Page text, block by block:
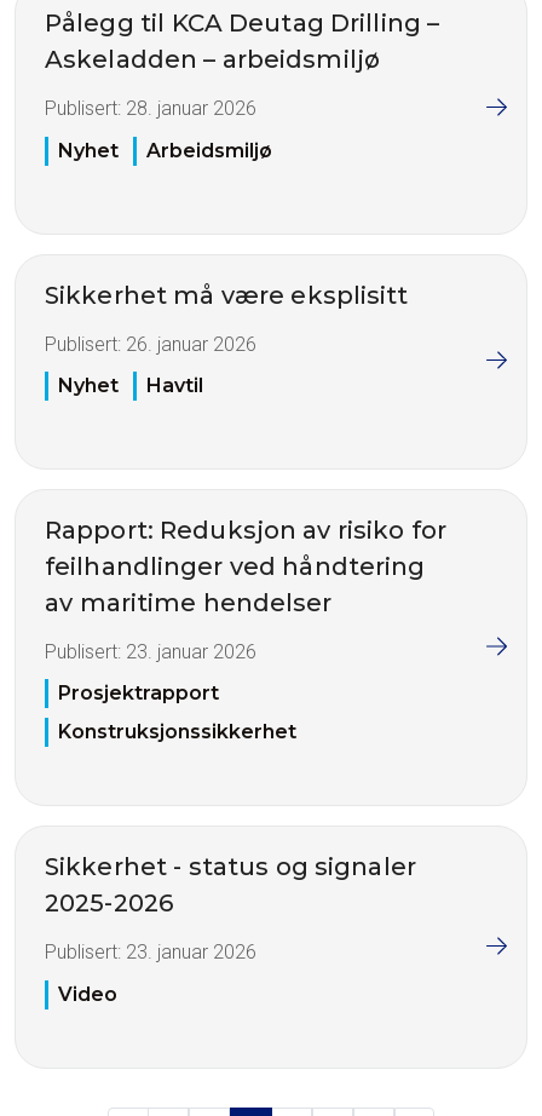
Pålegg til KCA Deutag Drilling –
Askeladden – arbeidsmiljø
Publisert: 28. januar 2026
Nyhet
Arbeidsmiljø
Sikkerhet må være eksplisitt
Publisert: 26. januar 2026
Nyhet
Havtil
Rapport: Reduksjon av risiko for
feilhandlinger ved håndtering
av maritime hendelser
Publisert: 23. januar 2026
Prosjektrapport
Konstruksjonssikkerhet
Sikkerhet - status og signaler
2025-2026
Publisert: 23. januar 2026
Video